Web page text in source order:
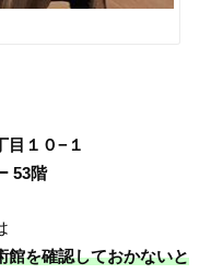
目１０−１
53階
館を確認しておかないと